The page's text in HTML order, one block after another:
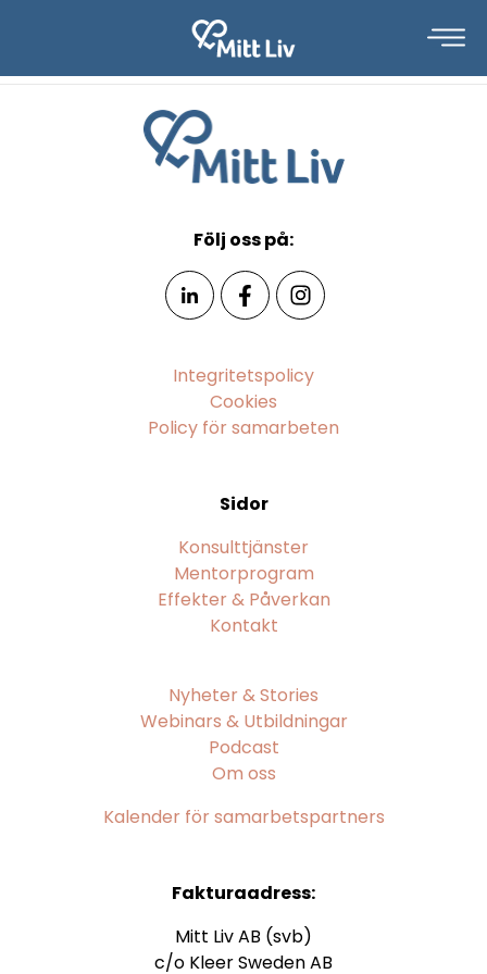
Följ oss på:
Integritetspolicy
Cookies
Policy för samarbeten
Sidor
Konsulttjänster
Mentorprogram
Effekter & Påverkan
Kontakt
Nyheter & Stories
Webinars & Utbildningar
Podcast
Om oss
Kalender för samarbetspartners
Fakturaadress:
Mitt Liv AB (svb)
c/o Kleer Sweden AB